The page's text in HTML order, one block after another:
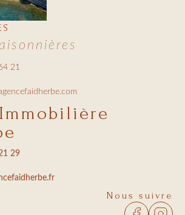
21
29
Nous suivre